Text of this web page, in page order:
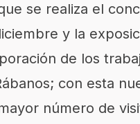
se realiza el
y la
de los
con esta
número de